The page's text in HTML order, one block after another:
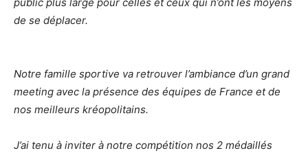
public plus large pour celles et ceux qui n’ont les moyens
de se déplacer.
Notre famille sportive va retrouver l’ambiance d’un grand
meeting avec la présence des équipes de France et de
nos meilleurs kréopolitains.
J’ai tenu à inviter à notre compétition nos 2 médaillés